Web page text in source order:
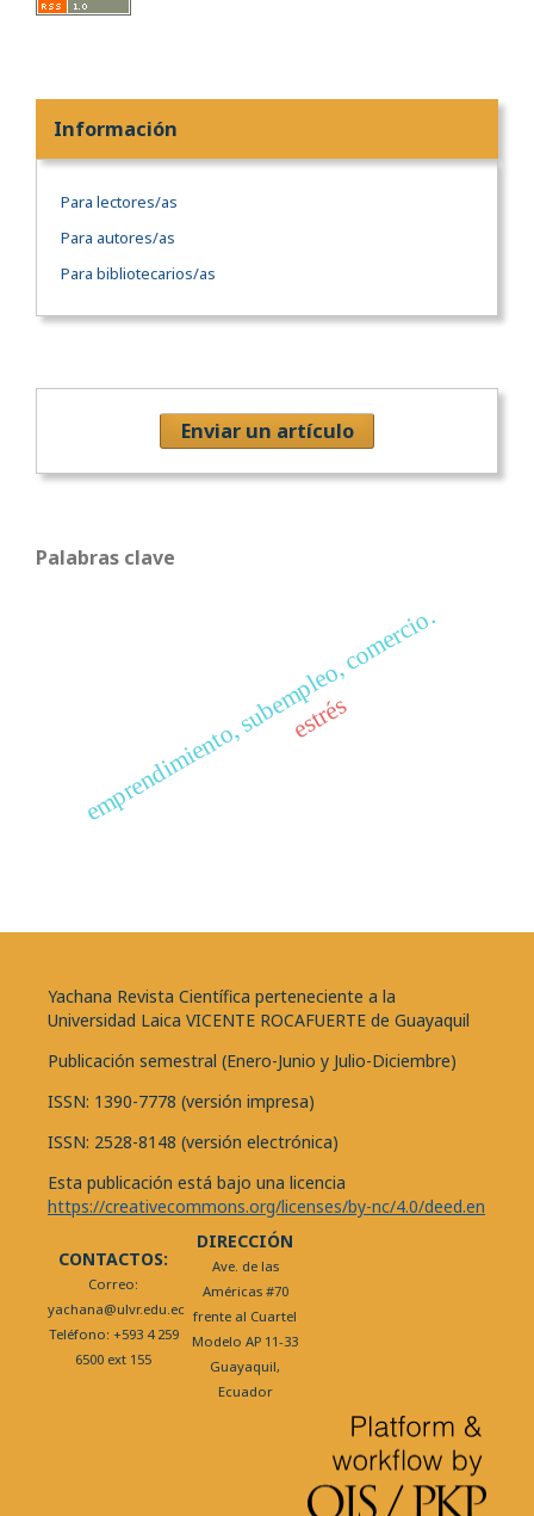
Información
Para lectores/as
Para autores/as
Para bibliotecarios/as
Enviar un artículo
Palabras clave
estrés
emprendimiento, subempleo, comercio.
Yachana Revista Científica perteneciente a la
Universidad Laica VICENTE ROCAFUERTE de Guayaquil
Publicación semestral (Enero-Junio y Julio-Diciembre)
ISSN: 1390-7778 (versión impresa)
ISSN: 2528-8148 (versión electrónica)
Esta publicación está bajo una licencia
https://creativecommons.org/licenses/by-nc/4.0/deed.en
CONTACTOS:
Correo:
yachana@ulvr.edu.ec
Teléfono: +593 4 259
6500 ext 155
DIRECCIÓN
Ave. de las
Américas #70
frente al Cuartel
Modelo AP 11-33
Guayaquil,
Ecuador